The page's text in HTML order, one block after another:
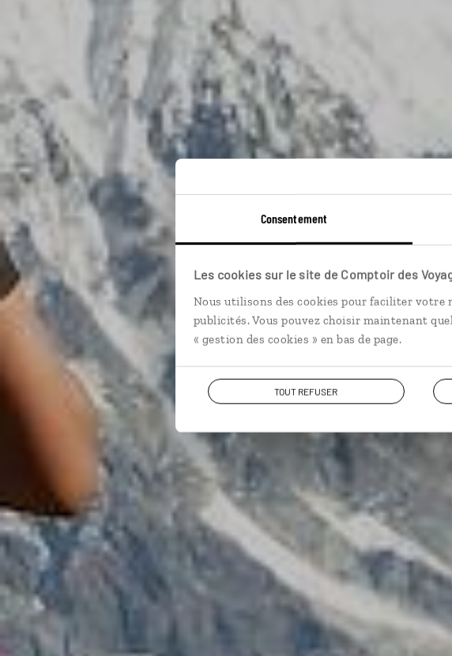
Consentement
Les cookies sur le site de Comptoir des
Nous utilisons des cookies pour faciliter votre
publicités. Vous pouvez choisir maintenant
« gestion des cookies » en bas de page.
TOUT REFUSER
Solu-
Circuit dans la région
VOIR